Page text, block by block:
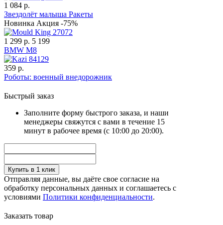
1 084 р.
Звездолёт малыша Ракеты
Новинка Акция -75%
1 299 р. 5 199
BMW M8
359 р.
Роботы: военный внедорожник
Быстрый заказ
Заполните форму быстрого заказа, и наши
менеджеры свяжутся с вами в течение 15
минут в рабочее время (с 10:00 до 20:00).
Купить в 1 клик
Отправляя данные, вы даёте свое согласие на
обработку персональных данных и соглашаетесь с
условиями Политики конфиденциальности.
Заказать товар